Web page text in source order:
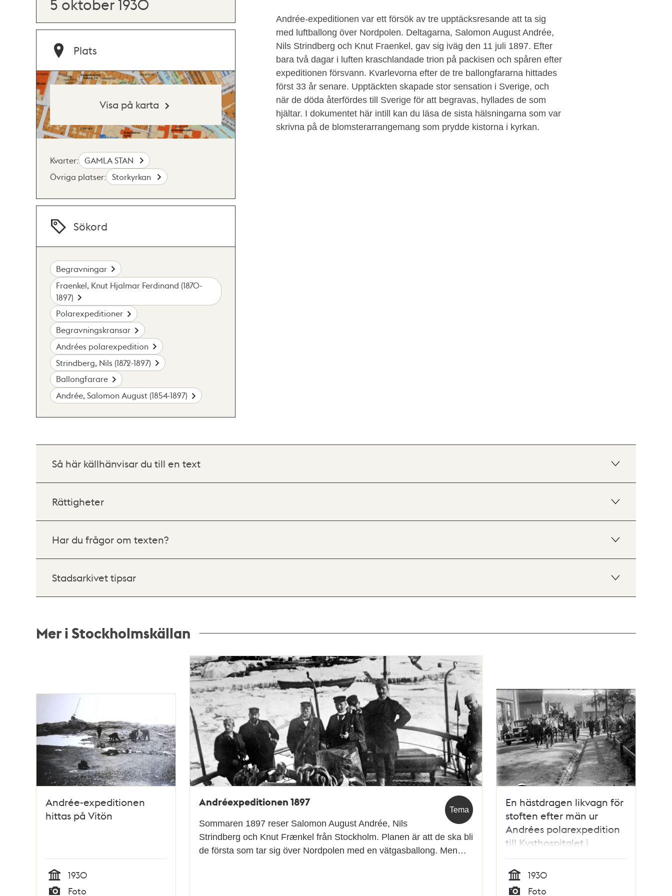
Andrée-expeditionen var ett försök av tre upptäcksresande att ta sig
med luftballong över Nordpolen. Deltagarna, Salomon August Andrée,
Nils Strindberg och Knut Fraenkel, gav sig iväg den 11 juli 1897. Efter
bara två dagar i luften kraschlandade trion på packisen och spåren efter
expeditionen försvann. Kvarlevorna efter de tre ballongfararna hittades
först 33 år senare. Upptäckten skapade stor sensation i Sverige, och
när de döda återfördes till Sverige för att begravas, hyllades de som
hjältar. I dokumentet här intill kan du läsa de sista hälsningarna som var
skrivna på de blomsterarrangemang som prydde kistorna i kyrkan.
5 oktober 1930
Plats
Visa på karta
Kvarter:
GAMLA STAN
Övriga platser:
Storkyrkan
Sökord
Begravningar
Fraenkel, Knut Hjalmar Ferdinand (1870-
1897)
Polarexpeditioner
Begravningskransar
Andrées polarexpedition
Strindberg, Nils (1872-1897)
Ballongfarare
Andrée, Salomon August (1854-1897)
Så här källhänvisar du till en text
Rättigheter
Har du frågor om texten?
Stadsarkivet tipsar
Mer i Stockholmskällan
Andrée-expeditionen
hittas på Vitön
Tid
1930
Foto
Tema
Andréexpeditionen 1897
Sommaren 1897 reser Salomon August Andrée, Nils
Strindberg och Knut Frænkel från Stockholm. Planen är att de ska bli
de första som tar sig över Nordpolen med en vätgasballong. Men…
En hästdragen likvagn för
stoften efter män ur
Andrées polarexpedition
till Kysthospitalet i
Tromsö, Norge, där en
vetenskaplig
undersökning ska
Tid
1930
Foto